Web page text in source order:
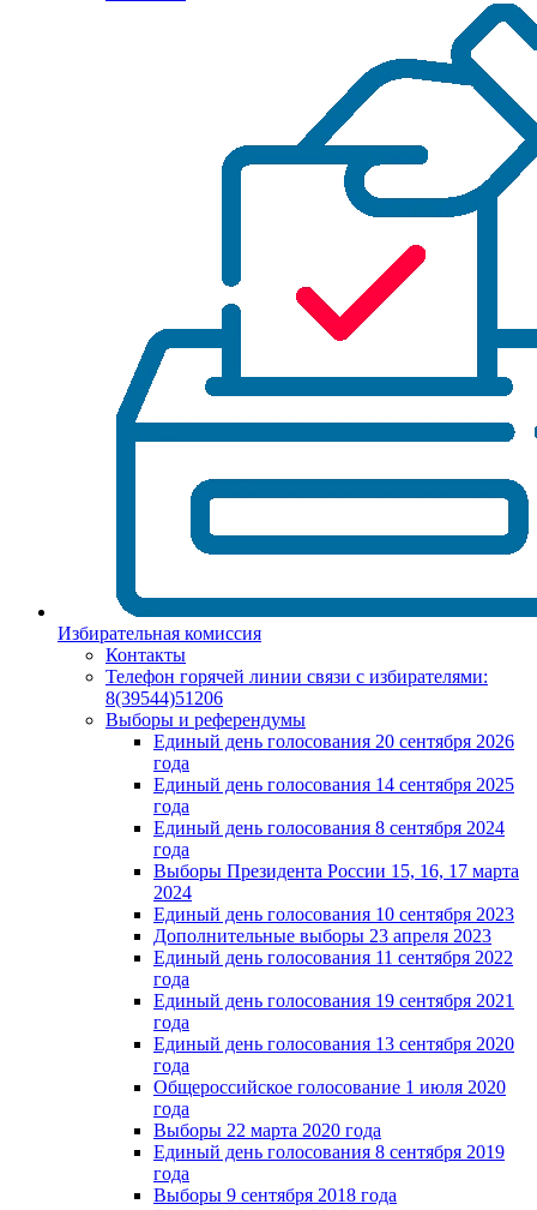
Избирательная комиссия
Контакты
Телефон горячей линии связи с избирателями:
8(39544)51206
Выборы и референдумы
Единый день голосования 20 сентября 2026
года
Единый день голосования 14 сентября 2025
года
Единый день голосования 8 сентября 2024
года
Выборы Президента России 15, 16, 17 марта
2024
Единый день голосования 10 сентября 2023
Дополнительные выборы 23 апреля 2023
Единый день голосования 11 сентября 2022
года
Единый день голосования 19 сентября 2021
года
Единый день голосования 13 сентября 2020
года
Общероссийское голосование 1 июля 2020
года
Выборы 22 марта 2020 года
Единый день голосования 8 сентября 2019
года
Выборы 9 сентября 2018 года